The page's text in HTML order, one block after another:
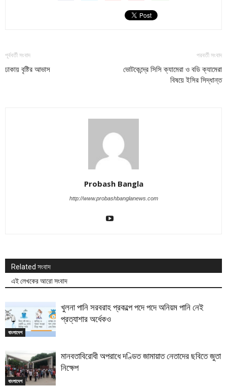
পূর্ববর্তী সংবাদ
ঢাকায় বৃষ্টির আভাস
পরবর্তী সংবাদ
ভোটকেন্দ্রে সিসি ক্যামেরা ও বডি ক্যামেরা
বিষয়ে ইসির সিদ্ধান্ত
Probash Bangla
http://www.probashbanglanews.com
Related সংবাদ
এই লেখকের আরো সংবাদ
বাংলাদেশ
খুলনা পানি সরবরাহ প্রকল্পে পদে পদে অনিয়ম পানি নেই
প্রত্যাশার অর্ধেকও
বাংলাদেশ
মানবতাবিরোধী অপরাধে দণ্ডিত জামায়াত নেতাদের ছবিতে জুতা
নিক্ষেপ